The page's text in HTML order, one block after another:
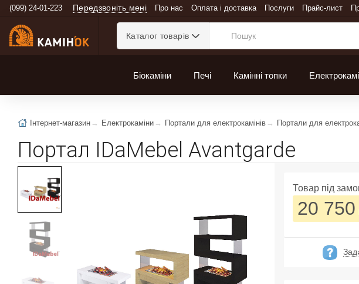
(099) 24-01-223 Передзвоніть мені Про нас Оплата і доставка Послуги Прайс-лист
Каталог товарів
Біокаміни Печі Камінні топки
Інтернет-магазин Електрокаміни Портали для електрокамінів Портали для
Портал IDaMebel Avantgarde
Товар під
20 750